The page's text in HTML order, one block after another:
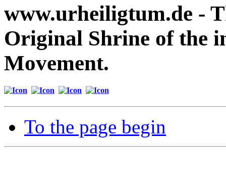
www.urheiligtum.de -
Original Shrine of the
Movement.
To the page begin